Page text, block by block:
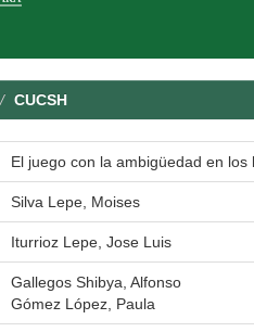
CUCSH
El juego con la ambigüedad en
Silva Lepe, Moises
Iturrioz Lepe, Jose Luis
Gallegos Shibya, Alfonso
Gómez López, Paula